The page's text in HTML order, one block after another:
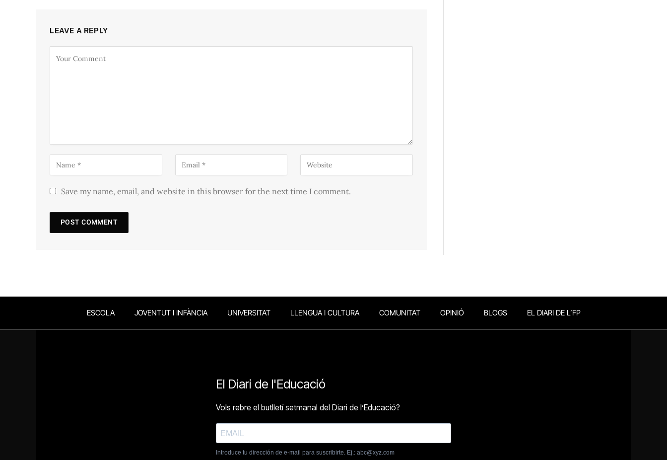
LEAVE A REPLY
Save my name, email, and website in this browser for the next time I comment.
ESCOLA JOVENTUT I INFÀNCIA UNIVERSITAT LLENGUA I CULTURA COMUNITAT OPINIÓ BLOGS EL DIARI DE L’FP